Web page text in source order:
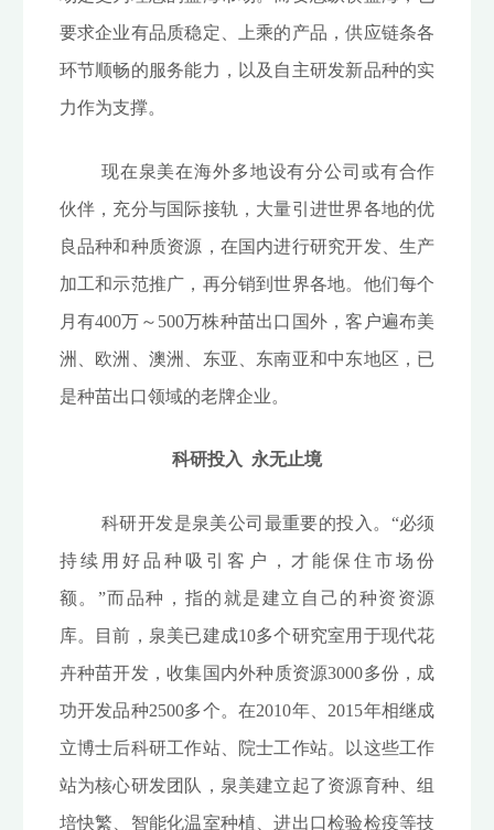
要求企业有品质稳定、上乘的产品，供应链条各
环节顺畅的服务能力，以及自主研发新品种的实
力作为支撑。
现在泉美在海外多地设有分公司或有合作
伙伴，充分与国际接轨，大量引进世界各地的优
良品种和种质资源，在国内进行研究开发、生产
加工和示范推广，再分销到世界各地。他们每个
月有400万～500万株种苗出口国外，客户遍布美
洲、欧洲、澳洲、东亚、东南亚和中东地区，已
是种苗出口领域的老牌企业。
科研投入 永无止境
科研开发是泉美公司最重要的投入。“必须
持续用好品种吸引客户，才能保住市场份
额。”而品种，指的就是建立自己的种资资源
库。目前，泉美已建成10多个研究室用于现代花
卉种苗开发，收集国内外种质资源3000多份，成
功开发品种2500多个。在2010年、2015年相继成
立博士后科研工作站、院士工作站。以这些工作
站为核心研发团队，泉美建立起了资源育种、组
培快繁、智能化温室种植、进出口检验检疫等技